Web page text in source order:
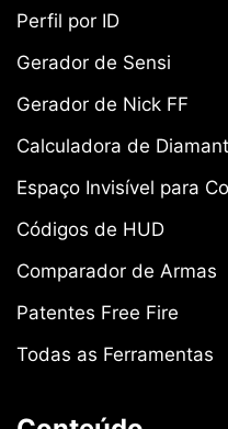
Perfil por ID
Gerador de Sensi
Gerador de Nick FF
Calculadora de
Espaço Invisível para
Códigos de HUD
Comparador de Armas
Patentes Free Fire
Todas as Ferramentas